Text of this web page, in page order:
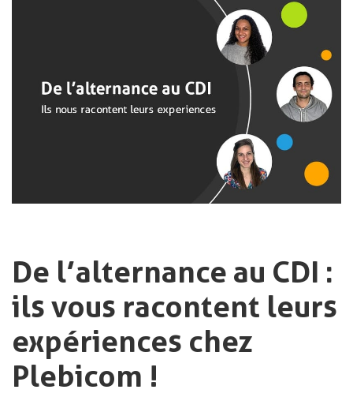
Equipe
De l’alternance au CDI :
ils vous racontent leurs
expériences chez
Plebicom !